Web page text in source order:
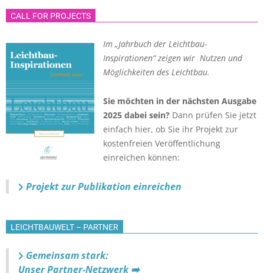
CALL FOR PROJECTS
Im „Jahrbuch der Leichtbau-
Inspirationen“ zeigen wir Nutzen und
Möglichkeiten des Leichtbau.
Sie möchten in der nächsten Ausgabe
2025 dabei sein? Dann prüfen Sie jetzt
einfach hier, ob Sie ihr Projekt zur
kostenfreien Veröffentlichung
einreichen können:
Projekt zur Publikation einreichen
LEICHTBAUWELT – PARTNER
Gemeinsam stark:
Unser Partner-Netzwerk ➡️